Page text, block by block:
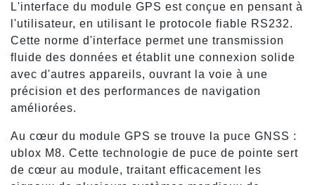
L'interface du module GPS est conçue en pensant à
l'utilisateur, en utilisant le protocole fiable RS232.
Cette norme d'interface permet une transmission
fluide des données et établit une connexion solide
avec d'autres appareils, ouvrant la voie à une
précision et des performances de navigation
améliorées.
Au cœur du module GPS se trouve la puce GNSS :
ublox M8. Cette technologie de puce de pointe sert
de cœur au module, traitant efficacement les